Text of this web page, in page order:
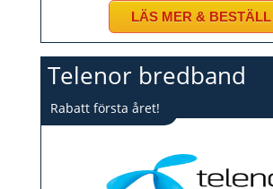
LÄS MER & BESTÄLL
Telenor bredband
Rabatt första året!